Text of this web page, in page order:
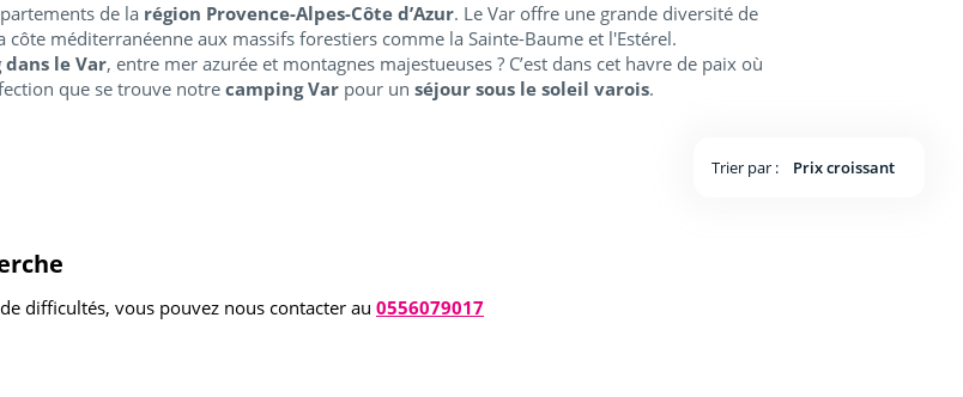
de la région Provence-Alpes-Côte d’Azur. Le Var offre une grande diversité de
côte méditerranéenne aux massifs forestiers comme la Sainte-Baume et l'Estérel.
le Var, entre mer azurée et montagnes majestueuses ? C’est dans cet havre de paix où
que se trouve notrecamping Var pour un séjour sous le soleil varois.
Trier par : Prix croissant
difficultés, vous pouvez nous contacter au 0556079017